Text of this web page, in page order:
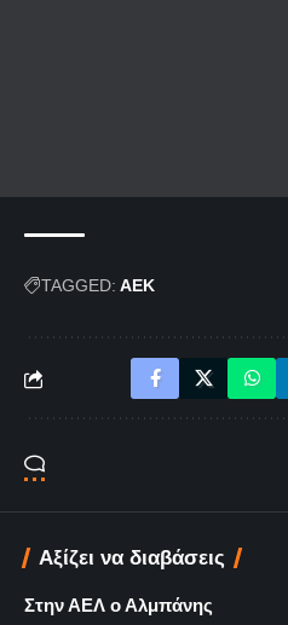
TAGGED: ΑΕΚ
Αξίζει να διαβάσεις
Στην ΑΕΛ ο Αλμπάνης